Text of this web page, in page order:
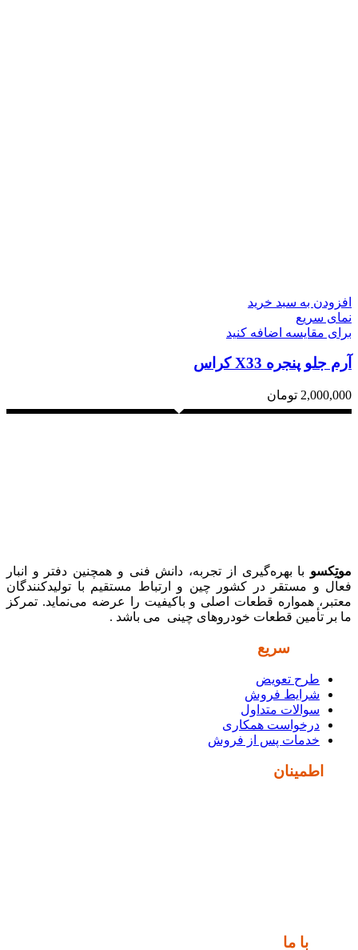
افزودن به سبد خرید
نمای سریع
برای مقایسه اضافه کنید
آرم جلو پنجره X33 کراس
2,000,000 تومان
موتِکسو با بهره‌گیری از تجربه، دانش فنی و همچنین دفتر و انبار
فعال و مستقر در کشور چین و ارتباط مستقیم با تولیدکنندگان
معتبر، همواره قطعات اصلی و باکیفیت را عرضه می‌نماید. تمرکز
ما بر تأمین قطعات خودروهای چینی می باشد .
سریع
طرح تعویض
شرایط فروش
سوالات متداول
درخواست همکاری
خدمات پس از فروش
اطمینان
با ما